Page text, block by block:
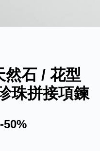
然石 / 花型
珠拼接項鍊
-50%